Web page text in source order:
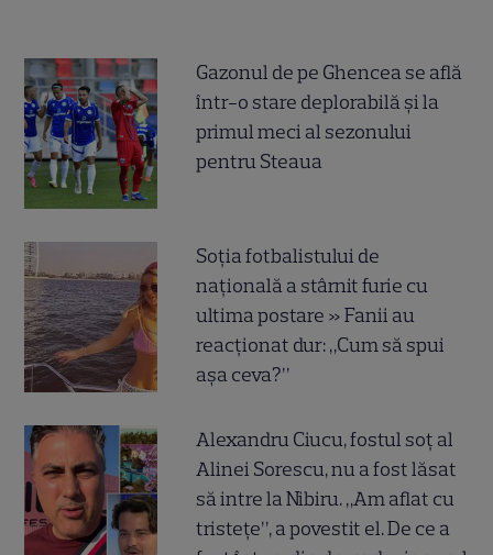
Gazonul de pe Ghencea se află
într-o stare deplorabilă și la
primul meci al sezonului
pentru Steaua
Soția fotbalistului de
națională a stârnit furie cu
ultima postare » Fanii au
reacționat dur: „Cum să spui
așa ceva?”
Alexandru Ciucu, fostul soț al
Alinei Sorescu, nu a fost lăsat
să intre la Nibiru. „Am aflat cu
tristețe”, a povestit el. De ce a